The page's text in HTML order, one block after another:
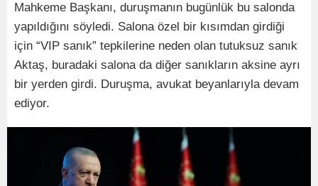
Mahkeme Başkanı, duruşmanın bugünlük bu salonda
yapıldığını söyledi. Salona özel bir kısımdan girdiği
için “VIP sanık” tepkilerine neden olan tutuksuz sanık
Aktaş, buradaki salona da diğer sanıkların aksine ayrı
bir yerden girdi. Duruşma, avukat beyanlarıyla devam
ediyor.